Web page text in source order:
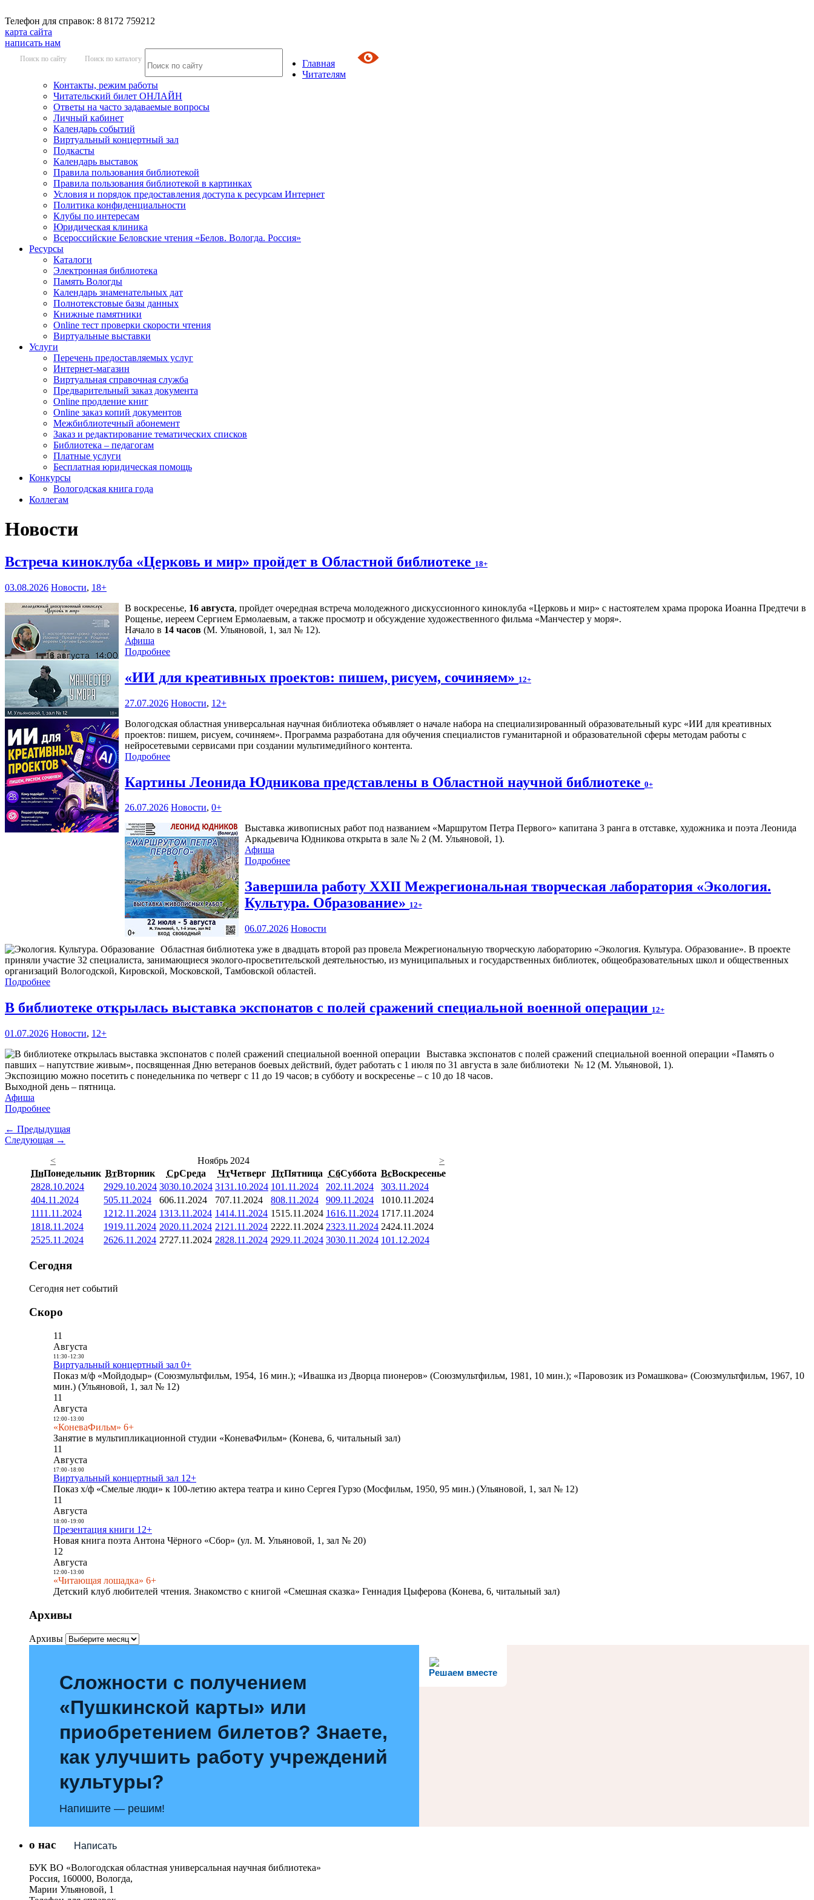
Телефон для справок: 8 8172 759212
карта сайта
написать нам
Поиск по сайту Поиск по каталогу
Главная
Читателям
Контакты, режим работы
Читательский билет ОНЛАЙН
Ответы на часто задаваемые вопросы
Личный кабинет
Календарь событий
Виртуальный концертный зал
Подкасты
Календарь выставок
Правила пользования библиотекой
Правила пользования библиотекой в картинках
Условия и порядок предоставления доступа к ресурсам Интернет
Политика конфиденциальности
Клубы по интересам
Юридическая клиника
Всероссийские Беловские чтения «Белов. Вологда. Россия»
Ресурсы
Каталоги
Электронная библиотека
Память Вологды
Календарь знаменательных дат
Полнотекстовые базы данных
Книжные памятники
Online тест проверки скорости чтения
Виртуальные выставки
Услуги
Перечень предоставляемых услуг
Интернет-магазин
Виртуальная справочная служба
Предварительный заказ документа
Online продление книг
Online заказ копий документов
Межбиблиотечный абонемент
Заказ и редактирование тематических списков
Библиотека – педагогам
Платные услуги
Бесплатная юридическая помощь
Конкурсы
Вологодская книга года
Коллегам
Новости
Встреча киноклуба «Церковь и мир» пройдет в Областной библиотеке 18+
03.08.2026 Новости, 18+
В воскресенье, 16 августа, пройдет очередная встреча молодежного дискуссионного киноклуба «Церковь и мир» с настоятелем храма пророка Иоанна Предтечи в
Рощенье, иереем Сергием Ермолаевым, а также просмотр и обсуждение художественного фильма «Манчестер у моря».
Начало в 14 часов (М. Ульяновой, 1, зал № 12).
Афиша
Подробнее
«ИИ для креативных проектов: пишем, рисуем, сочиняем» 12+
27.07.2026 Новости, 12+
Вологодская областная универсальная научная библиотека объявляет о начале набора на специализированный образовательный курс «ИИ для креативных
проектов: пишем, рисуем, сочиняем». Программа разработана для обучения специалистов гуманитарной и образовательной сферы методам работы с
нейросетевыми сервисами при создании мультимедийного контента.
Подробнее
Картины Леонида Юдникова представлены в Областной научной библиотеке 0+
26.07.2026 Новости, 0+
Выставка живописных работ под названием «Маршрутом Петра Первого» капитана 3 ранга в отставке, художника и поэта Леонида
Аркадьевича Юдникова открыта в зале № 2 (М. Ульяновой, 1).
Афиша
Подробнее
Завершила работу XXII Межрегиональная творческая лаборатория «Экология.
Культура. Образование» 12+
06.07.2026 Новости
Областная библиотека уже в двадцать второй раз провела Межрегиональную творческую лабораторию «Экология. Культура. Образование». В проекте
приняли участие 32 специалиста, занимающиеся эколого-просветительской деятельностью, из муниципальных и государственных библиотек, общеобразовательных школ и общественных
организаций Вологодской, Кировской, Московской, Тамбовской областей.
Подробнее
В библиотеке открылась выставка экспонатов с полей сражений специальной военной операции 12+
01.07.2026 Новости, 12+
Выставка экспонатов с полей сражений специальной военной операции «Память о
павших – напутствие живым», посвященная Дню ветеранов боевых действий, будет работать с 1 июля по 31 августа в зале библиотеки № 12 (М. Ульяновой, 1).
Экспозицию можно посетить с понедельника по четверг с 11 до 19 часов; в субботу и воскресенье – с 10 до 18 часов.
Выходной день – пятница.
Афиша
Подробнее
← Предыдущая
Следующая →
<
Ноябрь 2024
>
ПнПонедельник ВтВторник СрСреда ЧтЧетверг ПтПятница СбСуббота ВсВоскресенье
2828.10.2024 2929.10.2024 3030.10.2024 3131.10.2024 101.11.2024 202.11.2024 303.11.2024
404.11.2024 505.11.2024 606.11.2024 707.11.2024 808.11.2024 909.11.2024 1010.11.2024
1111.11.2024 1212.11.2024 1313.11.2024 1414.11.2024 1515.11.2024 1616.11.2024 1717.11.2024
1818.11.2024 1919.11.2024 2020.11.2024 21 21.11.2024 2222.11.2024 2323.11.2024 2424.11.2024
2525.11.2024 2626.11.2024 2727.11.2024 2828.11.2024 2929.11.2024 3030.11.2024 101.12.2024
Сегодня
Сегодня нет событий
Скоро
11
Августа
11:30- 12:30
Виртуальный концертный зал 0+
Показ м/ф «Мойдодыр» (Союзмультфильм, 1954, 16 мин.); «Ивашка из Дворца пионеров» (Союзмультфильм, 1981, 10 мин.); «Паровозик из Ромашкова» (Союзмультфильм, 1967, 10
мин.) (Ульяновой, 1, зал № 12)
11
Августа
12:00- 13:00
«КоневаФильм» 6+
Занятие в мультипликационной студии «КоневаФильм» (Конева, 6, читальный зал)
11
Августа
17:00- 18:00
Виртуальный концертный зал 12+
Показ х/ф «Смелые люди» к 100-летию актера театра и кино Сергея Гурзо (Мосфильм, 1950, 95 мин.) (Ульяновой, 1, зал № 12)
11
Августа
18:00- 19:00
Презентация книги 12+
Новая книга поэта Антона Чёрного «Сбор» (ул. М. Ульяновой, 1, зал № 20)
12
Августа
12:00- 13:00
«Читающая лошадка» 6+
Детский клуб любителей чтения. Знакомство с книгой «Смешная сказка» Геннадия Цыферова (Конева, 6, читальный зал)
Архивы
Архивы
Решаем вместе
Сложности с получением
«Пушкинской карты» или
приобретением билетов? Знаете,
как улучшить работу учреждений
культуры?
Напишите — решим!
Написать
о нас
БУК ВО «Вологодская областная универсальная научная библиотека»
Россия, 160000, Вологда,
Марии Ульяновой, 1